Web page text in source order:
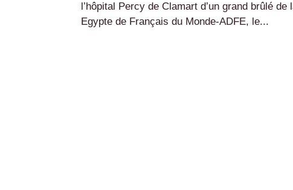
l’hôpital Percy de Clamart d’un grand brûlé
Egypte de Français du Monde-ADFE, le...